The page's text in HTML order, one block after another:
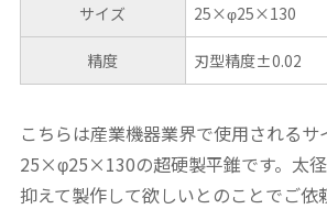
サイズ 25×φ25×130
精度 刃型精度±0.02
こちらは産業機器業界で使用されるサ
25×φ25×130の超硬製平錐です。太
抑えて製作して欲しいとのことでご依